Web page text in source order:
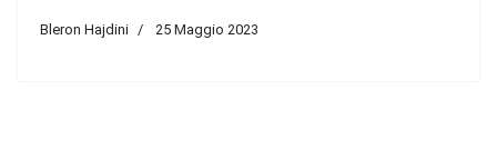
Bleron Hajdini 25 Maggio 2023